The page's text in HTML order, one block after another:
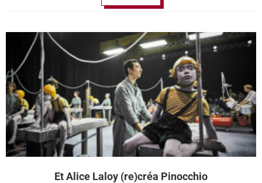
Et Alice Laloy (re)créa Pinocchio